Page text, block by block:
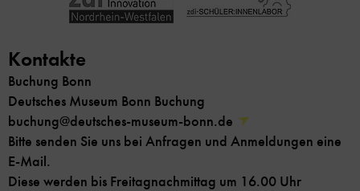
Kontakte
Buchung Bonn
Deutsches Museum Bonn Buchung
buchung@deutsches-museum-bonn.de
Bitte senden Sie uns bei Anfragen und Anmeldungen eine
E-Mail.
Diese werden bis Freitagnachmittag um 16.00 Uhr